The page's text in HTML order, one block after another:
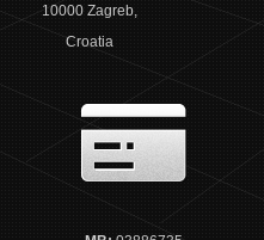
10000 Zagreb,
Croatia